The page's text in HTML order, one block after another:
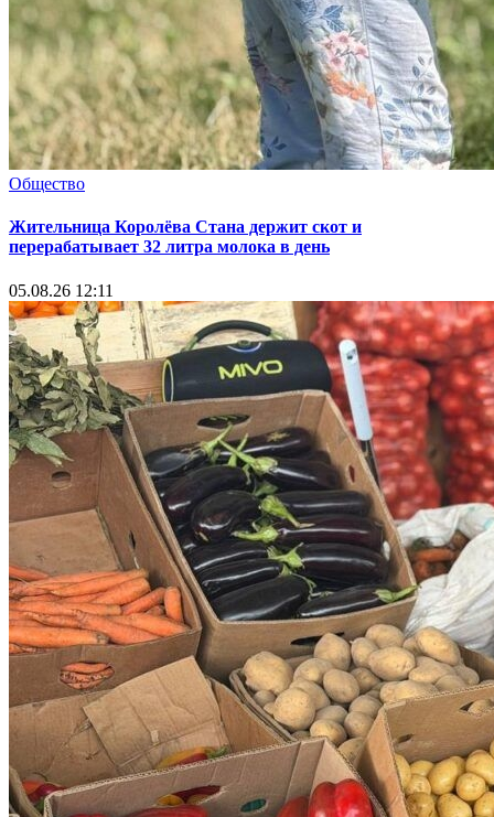
Общество
Жительница Королёва Стана держит скот и
перерабатывает 32 литра молока в день
05.08.26 12:11